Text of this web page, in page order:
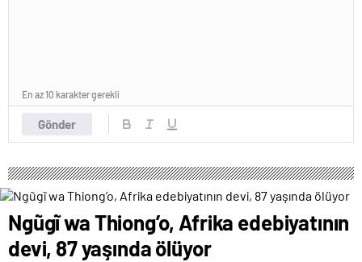
Gönder
En az 10 karakter gerekli
Ngũgĩ wa Thiong’o, Afrika edebiyatının
devi, 87 yaşında ölüyor